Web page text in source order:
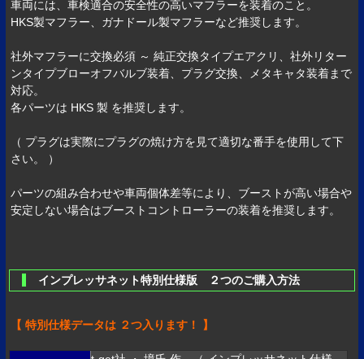
車両には、車検適合の安全性の高いマフラーを装着のこと。
HKS製マフラー、ガナドール製マフラーなど推奨します。
社外マフラーに交換必須 ～ 純正交換タイプエアクリ、社外リター
ンタイプブローオフバルブ装着、プラグ交換、メタキャタ装着まで
対応。
各パーツは HKS 製 を推奨します。
（ プラグは実際にプラグの焼け方を見て適切な番手を使用して下
さい。 ）
パーツの組み合わせや車両個体差等により、ブーストが高い場合や
安定しない場合はブーストコントローラーの装着を推奨します。
インプレッサネット特別仕様版 ２つのご購入方法
【 特別仕様データは ２つ入ります！ 】